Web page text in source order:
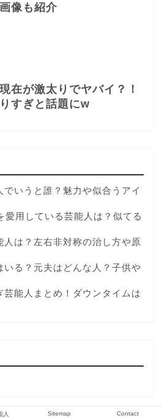
像も紹介
在が激太りでヤバイ？！
すぎと話題にw
いうと誰？魅力や似合うアイ
愛用している芸能人は？似てる
人は？左右非対称の治し方や原
いる？元夫はどんな人？子供や
芸能人まとめ！ダウンタイムは
人 Sitemap Contact